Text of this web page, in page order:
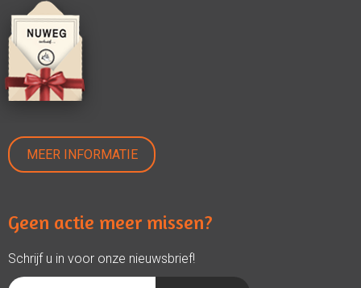
MEER INFORMATIE
Geen actie meer missen?
Schrijf u in voor onze nieuwsbrief!